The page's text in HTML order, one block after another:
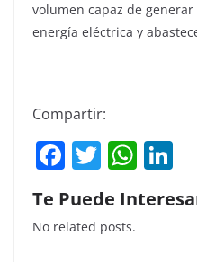
volumen capaz de
energía eléctrica y
Compartir:
F
a
c
e
T
w
itt
er
W
h
at k
Te Puede
No related posts.